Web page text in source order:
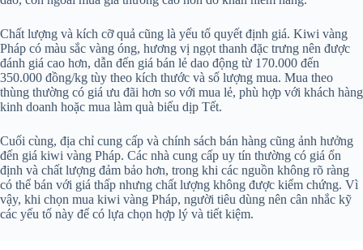
Chất lượng và kích cỡ quả cũng là yếu tố quyết định giá. Kiwi vàng
Pháp có màu sắc vàng óng, hương vị ngọt thanh đặc trưng nên được
đánh giá cao hơn, dẫn đến giá bán lẻ dao động từ 170.000 đến
350.000 đồng/kg tùy theo kích thước và số lượng mua. Mua theo
thùng thường có giá ưu đãi hơn so với mua lẻ, phù hợp với khách hàng
kinh doanh hoặc mua làm quà biếu dịp Tết.
Cuối cùng, địa chỉ cung cấp và chính sách bán hàng cũng ảnh hưởng
đến giá kiwi vàng Pháp. Các nhà cung cấp uy tín thường có giá ổn
định và chất lượng đảm bảo hơn, trong khi các nguồn không rõ ràng
có thể bán với giá thấp nhưng chất lượng không được kiểm chứng. Vì
vậy, khi chọn mua kiwi vàng Pháp, người tiêu dùng nên cân nhắc kỹ
các yếu tố này để có lựa chọn hợp lý và tiết kiệm.